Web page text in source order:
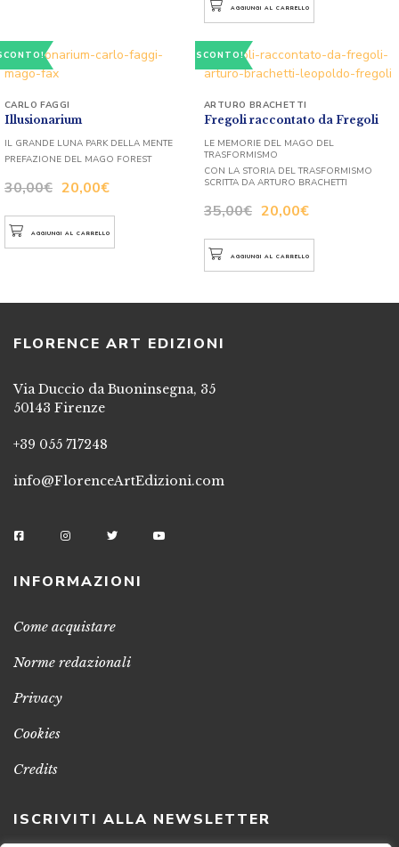
AGGIUNGI AL CARRELLO
Illusionarium
30,00€ 20,00€
CARLO FAGGI
IL GRANDE LUNA PARK DELLA MENTE
PREFAZIONE DEL MAGO FOREST
AGGIUNGI AL CARRELLO
SCONTO!
Fregoli raccontato da Fregoli
35,00€ 20,00€
ARTURO BRACHETTI
LE MEMORIE DEL MAGO DEL
TRASFORMISMO
CON LA STORIA DEL TRASFORMISMO
SCRITTA DA ARTURO BRACHETTI
AGGIUNGI AL CARRELLO
FLORENCE ART EDIZIONI
Via Duccio da Buoninsegna, 35
50143 Firenze
+39 055 717248
info@FlorenceArtEdizioni.com
INFORMAZIONI
Come acquistare
Norme redazionali
Privacy
Cookies
Credits
ISCRIVITI ALLA NEWSLETTER